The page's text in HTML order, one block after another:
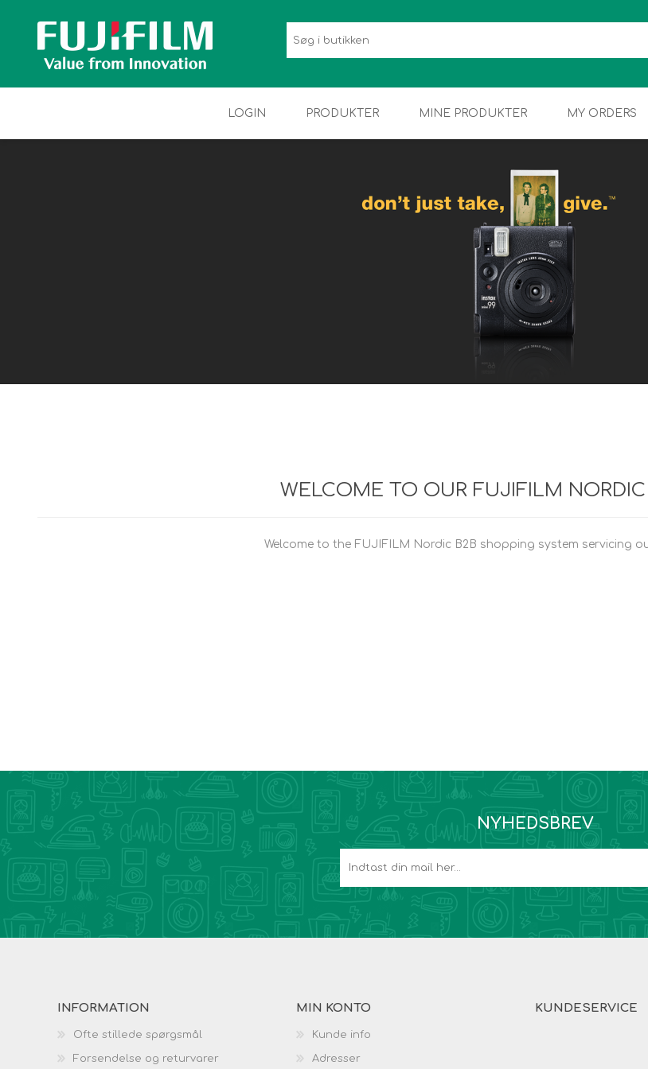
LOGIN PRODUKTER MINE PRODUKTER MY ORDERS
WELCOME TO OUR FUJIFILM
Welcome to the FUJIFILM Nordic B2B shopping system servicing
NYHEDSBREV
INFORMATION
Ofte stillede spørgsmål
Forsendelse og returvarer
MIN KONTO
Kunde info
Adresser
KUNDESERVICE